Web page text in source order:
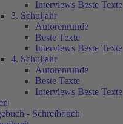
Interviews Beste Texte
3. Schuljahr
Autorenrunde
Beste Texte
Interviews Beste Texte
4. Schuljahr
Autorenrunde
Beste Texte
Interviews Beste Texte
- Schreibbuch